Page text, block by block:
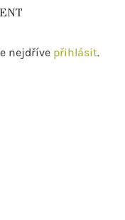
nejdříve přihlásit.